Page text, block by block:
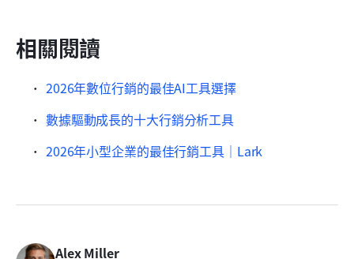
相關閱讀
2026年數位行銷的最佳AI工具選擇
數據驅動成長的十大行銷分析工具
2026年小型企業的最佳行銷工具｜Lark
Alex Miller